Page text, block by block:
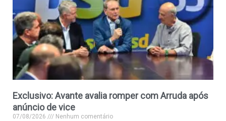
Exclusivo: Avante avalia romper com Arruda após
anúncio de vice
07/08/2026 Nenhum comentário